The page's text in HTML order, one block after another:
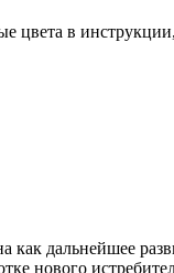
цвета в
дальнейшее
нового